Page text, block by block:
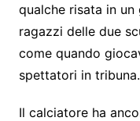
qualche risata in
ragazzi delle due
come quando
spettatori in tribuna.
Il calciatore ha